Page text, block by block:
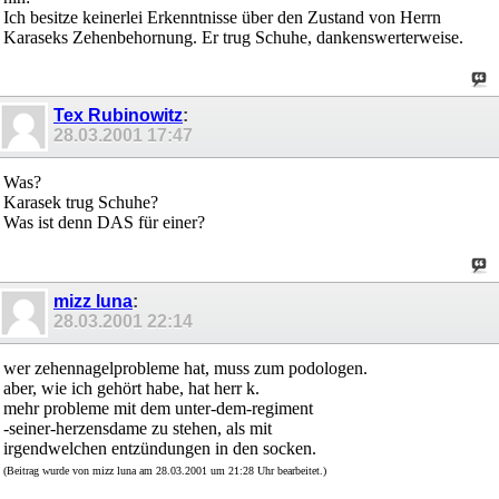
Ich besitze keinerlei Erkenntnisse über den Zustand von Herrn
Karaseks Zehenbehornung. Er trug Schuhe, dankenswerterweise.
Tex Rubinowitz:
28.03.2001 17:47
Was?
Karasek trug Schuhe?
Was ist denn DAS für einer?
mizz luna:
28.03.2001 22:14
wer zehennagelprobleme hat, muss zum podologen.
aber, wie ich gehört habe, hat herr k.
mehr probleme mit dem unter-dem-regiment
-seiner-herzensdame zu stehen, als mit
irgendwelchen entzündungen in den socken.
(Beitrag wurde von mizz luna am 28.03.2001 um 21:28 Uhr bearbeitet.)